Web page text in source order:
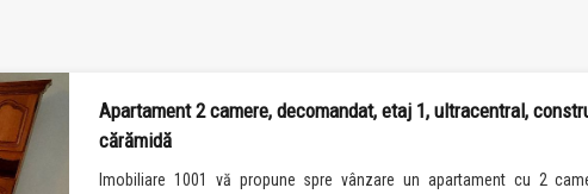
Apartament 2 camere, decomandat, etaj 1, ultracentral,
cărămidă
Imobiliare 1001 vă propune spre vânzare un apartament cu 2